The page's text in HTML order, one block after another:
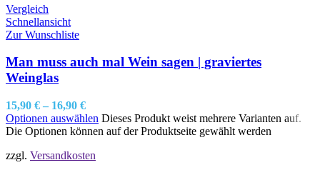
Vergleich
Schnellansicht
Zur Wunschliste
Man muss auch mal Wein sagen | graviertes
Weinglas
15,90 € – 16,90 €
Optionen auswählen Dieses Produkt weist mehrere Varianten auf.
Die Optionen können auf der Produktseite gewählt werden
zzgl. Versandkosten